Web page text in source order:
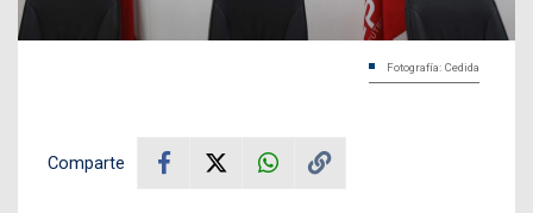
Fotografía: Cedida
Comparte